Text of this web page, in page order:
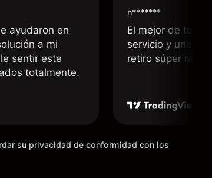
ayudaron en
a mi
sentir este
totalmente.
n*******
El mejor de
servicio y una
retiro súper
su privacidad de conformidad con los